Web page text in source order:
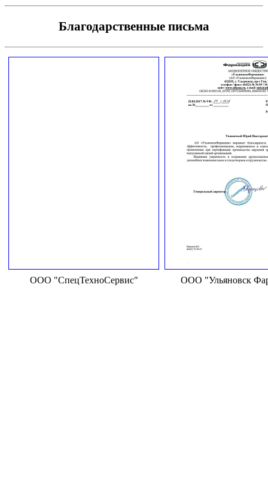
Благодарственные письма
ООО "СпецТехноСервис" ООО "Ульяновск